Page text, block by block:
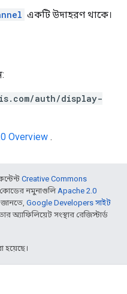
একটি উদাহরণ থাকে।
auth/display-
Overview .
Creative Commons
নমুনাগুলিApache 2.0
Google Developers সাইট
অ্যাফিলিয়েট সংস্থার রেজিস্টার্ড
হয়েছে।